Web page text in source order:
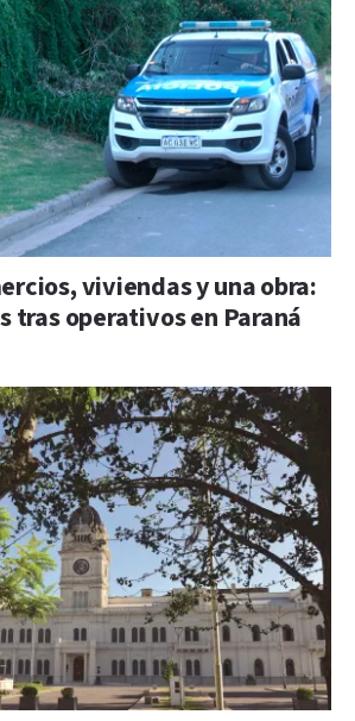
viviendas y una obra:
tras operativos en Paraná